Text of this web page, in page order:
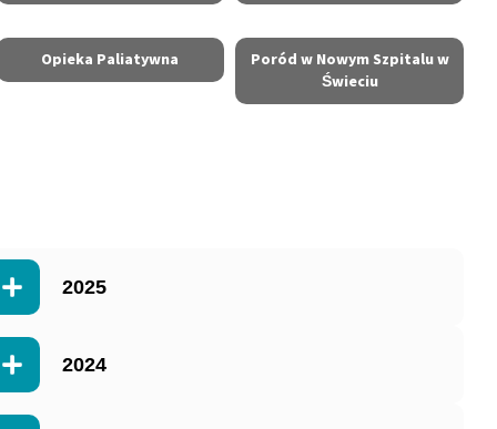
Opieka Paliatywna
Poród w Nowym Szpitalu w
Świeciu
2025
2024